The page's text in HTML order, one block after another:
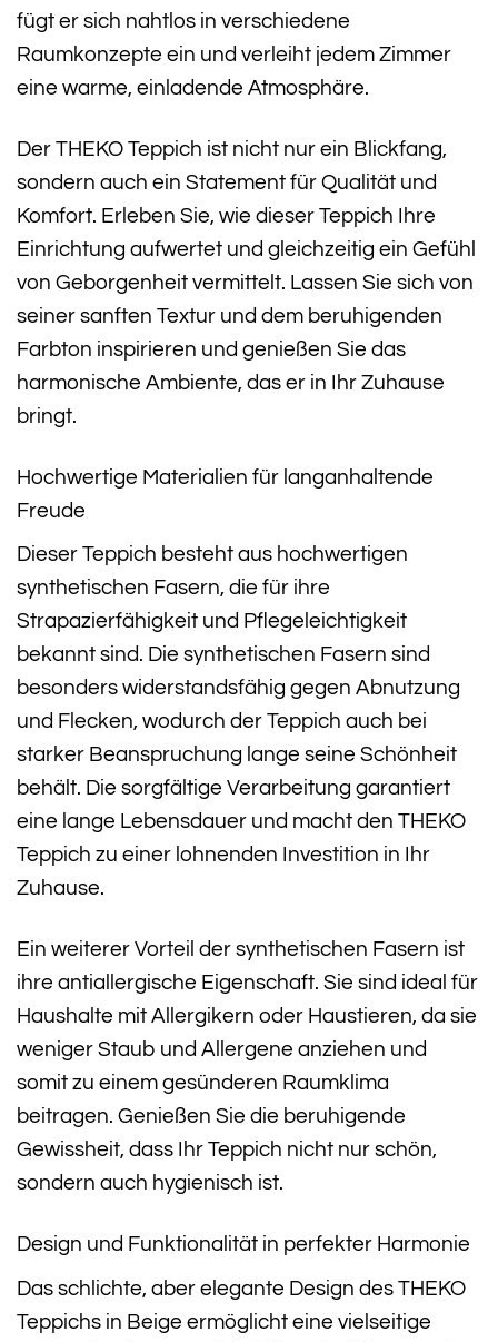
fügt er sich nahtlos in verschiedene
Raumkonzepte ein und verleiht jedem Zimmer
eine warme, einladende Atmosphäre.
Der THEKO Teppich ist nicht nur ein Blickfang,
sondern auch ein Statement für Qualität und
Komfort. Erleben Sie, wie dieser Teppich Ihre
Einrichtung aufwertet und gleichzeitig ein Gefühl
von Geborgenheit vermittelt. Lassen Sie sich von
seiner sanften Textur und dem beruhigenden
Farbton inspirieren und genießen Sie das
harmonische Ambiente, das er in Ihr Zuhause
bringt.
Hochwertige Materialien für langanhaltende
Freude
Dieser Teppich besteht aus hochwertigen
synthetischen Fasern, die für ihre
Strapazierfähigkeit und Pflegeleichtigkeit
bekannt sind. Die synthetischen Fasern sind
besonders widerstandsfähig gegen Abnutzung
und Flecken, wodurch der Teppich auch bei
starker Beanspruchung lange seine Schönheit
behält. Die sorgfältige Verarbeitung garantiert
eine lange Lebensdauer und macht den THEKO
Teppich zu einer lohnenden Investition in Ihr
Zuhause.
Ein weiterer Vorteil der synthetischen Fasern ist
ihre antiallergische Eigenschaft. Sie sind ideal für
Haushalte mit Allergikern oder Haustieren, da sie
weniger Staub und Allergene anziehen und
somit zu einem gesünderen Raumklima
beitragen. Genießen Sie die beruhigende
Gewissheit, dass Ihr Teppich nicht nur schön,
sondern auch hygienisch ist.
Design und Funktionalität in perfekter Harmonie
Das schlichte, aber elegante Design des THEKO
Teppichs in Beige ermöglicht eine vielseitige